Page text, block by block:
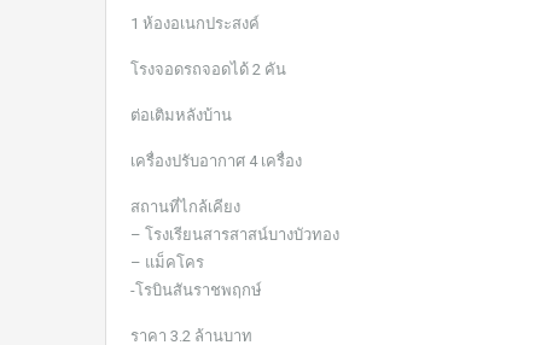
1 ห้องอเนกประสงค์
โรงจอดรถจอดได้ 2 คัน
ต่อเติมหลังบ้าน
เครื่องปรับอากาศ 4 เครื่อง
สถานที่ไกล้เคียง
– โรงเรียนสารสาสน์บางบัวทอง
– แม็คโคร
-โรบินสันราชพฤกษ์
ราคา 3.2 ล้านบาท